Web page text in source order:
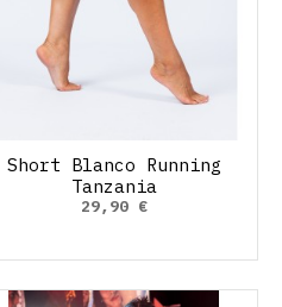
Short Blanco Running
Tanzania
29,90 €